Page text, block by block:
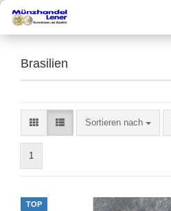
Brasilien
Sortieren nach
1
TOP